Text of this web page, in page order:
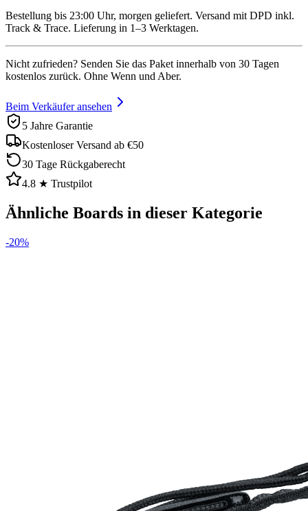
Bestellung bis 23:00 Uhr, morgen geliefert. Versand mit DPD inkl.
Track & Trace. Lieferung in 1–3 Werktagen.
Nicht zufrieden? Senden Sie das Paket innerhalb von 30 Tagen
kostenlos zurück. Ohne Wenn und Aber.
Beim Verkäufer ansehen
5 Jahre Garantie
Kostenloser Versand ab €50
30 Tage Rückgaberecht
4.8 ★ Trustpilot
Ähnliche Boards in dieser Kategorie
-20%